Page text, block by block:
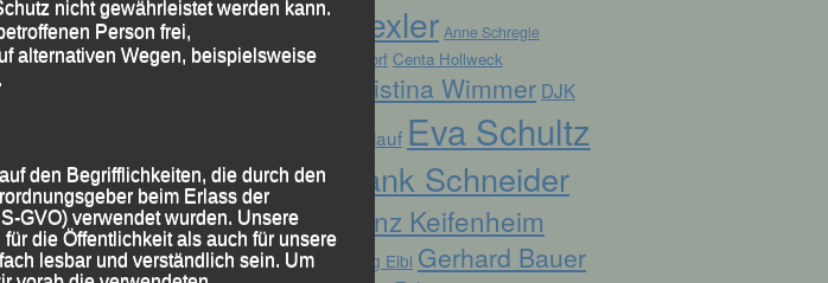
Elias Knoll (TV 06
süddeutsche
Sekunden auf nun
achten Platz im
gerüstet für die
Drexler Anne Schregle
Arnstorf Centa Hollweck
Christina Wimmer DJK
Domlauf Eva Schultz
Frank Schneider
Franz Keifenheim
Georg Eibl Gerhard Bauer
nicht gewährleistet werden kann.
Person frei,
alternativen Wegen, beispielsweise
den Begrifflichkeiten, die durch den
beim Erlass der
GVO) verwendet wurden. Unsere
die Öffentlichkeit als auch für unsere
lesbar und verständlich sein. Um